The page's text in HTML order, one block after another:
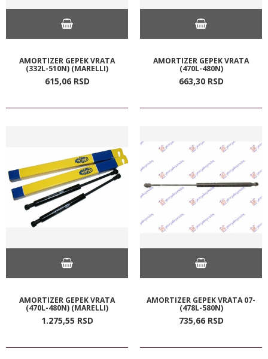
AMORTIZER GEPEK VRATA
(332L-510N) (MARELLI)
615,06 RSD
AMORTIZER GEPEK VRATA
(470L-480N)
663,30 RSD
AMORTIZER GEPEK VRATA
(470L-480N) (MARELLI)
1.275,55 RSD
AMORTIZER GEPEK VRATA 07-
(478L-580N)
735,66 RSD